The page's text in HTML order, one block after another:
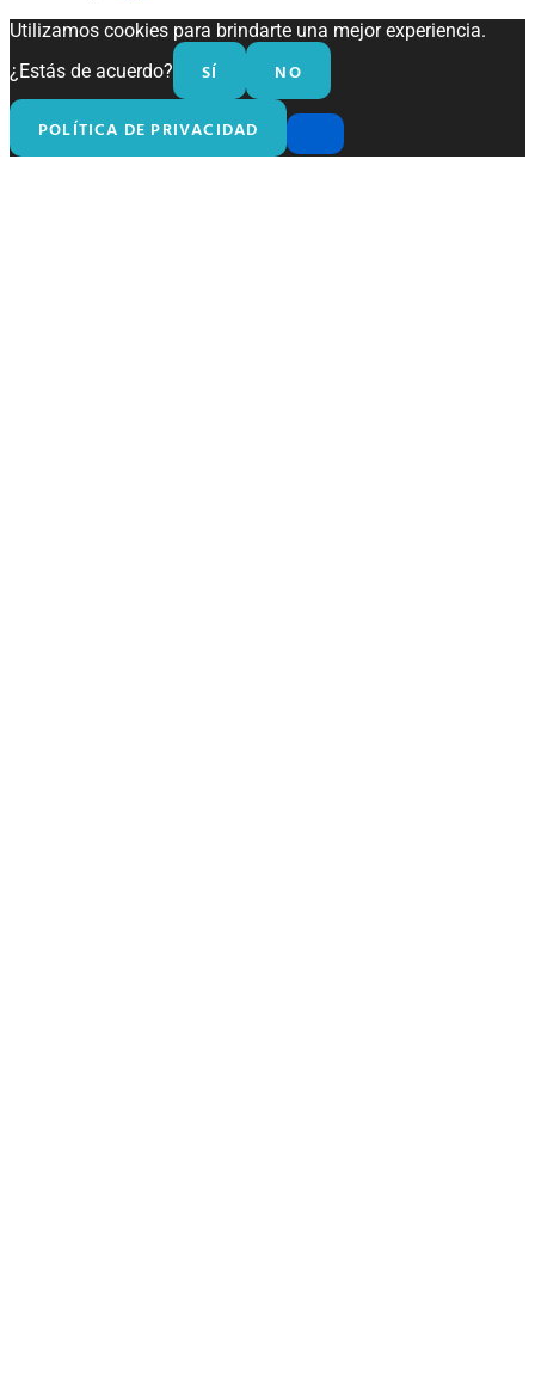
Utilizamos cookies para brindarte una mejor experiencia.
¿Estás de acuerdo?
SÍ NO
POLÍTICA DE PRIVACIDAD